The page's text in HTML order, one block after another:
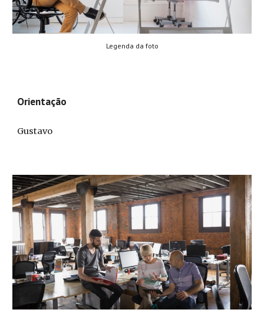
Legenda da foto
Orientação
Gustavo